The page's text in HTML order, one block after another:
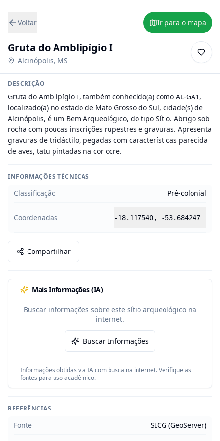
Voltar Ir para o mapa
Gruta do Amblipígio I
Alcinópolis, MS
DESCRIÇÃO
Gruta do Amblipígio I, também conhecido(a) como AL-GA1,
localizado(a) no estado de Mato Grosso do Sul, cidade(s) de
Alcinópolis, é um Bem Arqueológico, do tipo Sítio. Abrigo sob
rocha com poucas inscrições rupestres e gravuras. Apresenta
gravuras de tridáctilo, pegadas com características parecida
de aves, tatu pintadas na cor ocre.
INFORMAÇÕES TÉCNICAS
Classificação Pré-colonial
Coordenadas -18.117540, -53.684247
Compartilhar
Mais Informações (IA)
Buscar informações sobre este sítio arqueológico na
internet.
Buscar Informações
Informações obtidas via IA com busca na internet. Verifique as
fontes para uso acadêmico.
REFERÊNCIAS
Fonte
SICG (GeoServer)